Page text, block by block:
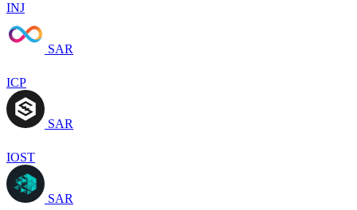
INJ
SAR
ICP
SAR
IOST
SAR